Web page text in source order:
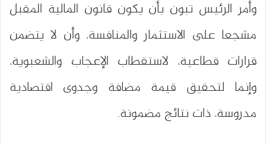
وأمر الرئيس تبون بأن يكون قانون المالية المقبل
مشجعا على الاستثمار والمنافسة، وأن لا يتضمن
قرارات قطاعية، لاستقطاب الإعجاب والشعبوية،
وإنما لتحقيق قيمة مضافة وجدوى اقتصادية
مدروسة، ذات نتائج مضمونة.